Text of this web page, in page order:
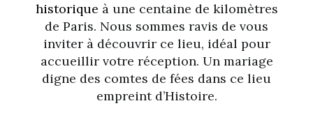
historique à une centaine de kilomètres
de Paris. Nous sommes ravis de vous
inviter à découvrir ce lieu, idéal pour
accueillir votre réception. Un mariage
digne des comtes de fées dans ce lieu
empreint d’Histoire.